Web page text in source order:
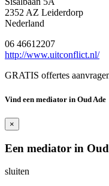
2352 AZ Leiderdorp
Nederland
06 46612207
http://www.uitconflict.nl/
GRATIS offertes
Vind een mediator in Oud Ade
×
Een mediator in
sluiten